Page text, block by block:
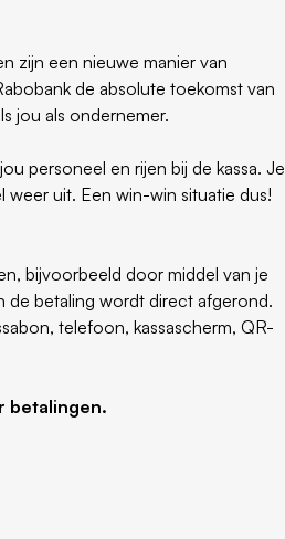
zijn een nieuwe manier van
de absolute toekomst van
jou als ondernemer.
personeel en rijen bij de kassa. Je
uit. Een win-win situatie dus!
bijvoorbeeld door middel van je
de betaling wordt direct afgerond.
telefoon, kassascherm, QR-
betalingen.